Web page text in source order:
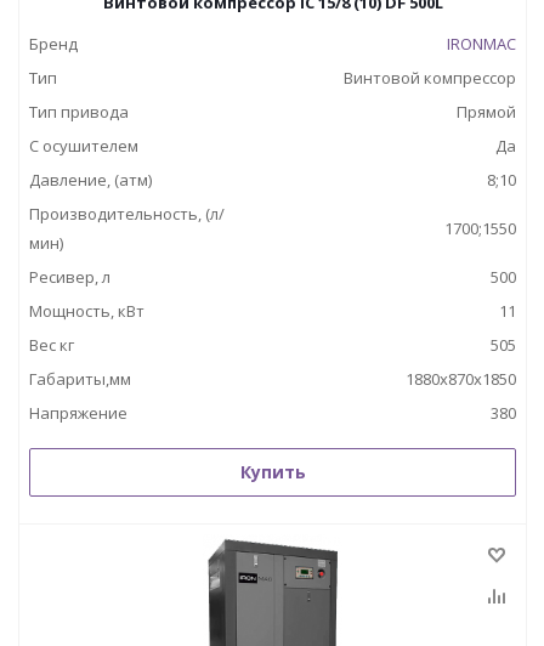
Бренд
IRONMAC
Тип
Винтовой компрессор
Тип привода
Прямой
С осушителем
Да
Давление, (атм)
8;10
Производительность, (л/
мин)
1700;1550
Ресивер, л
500
Мощность, кВт
11
Вес кг
505
Габариты,мм
1880х870х1850
Напряжение
380
Купить